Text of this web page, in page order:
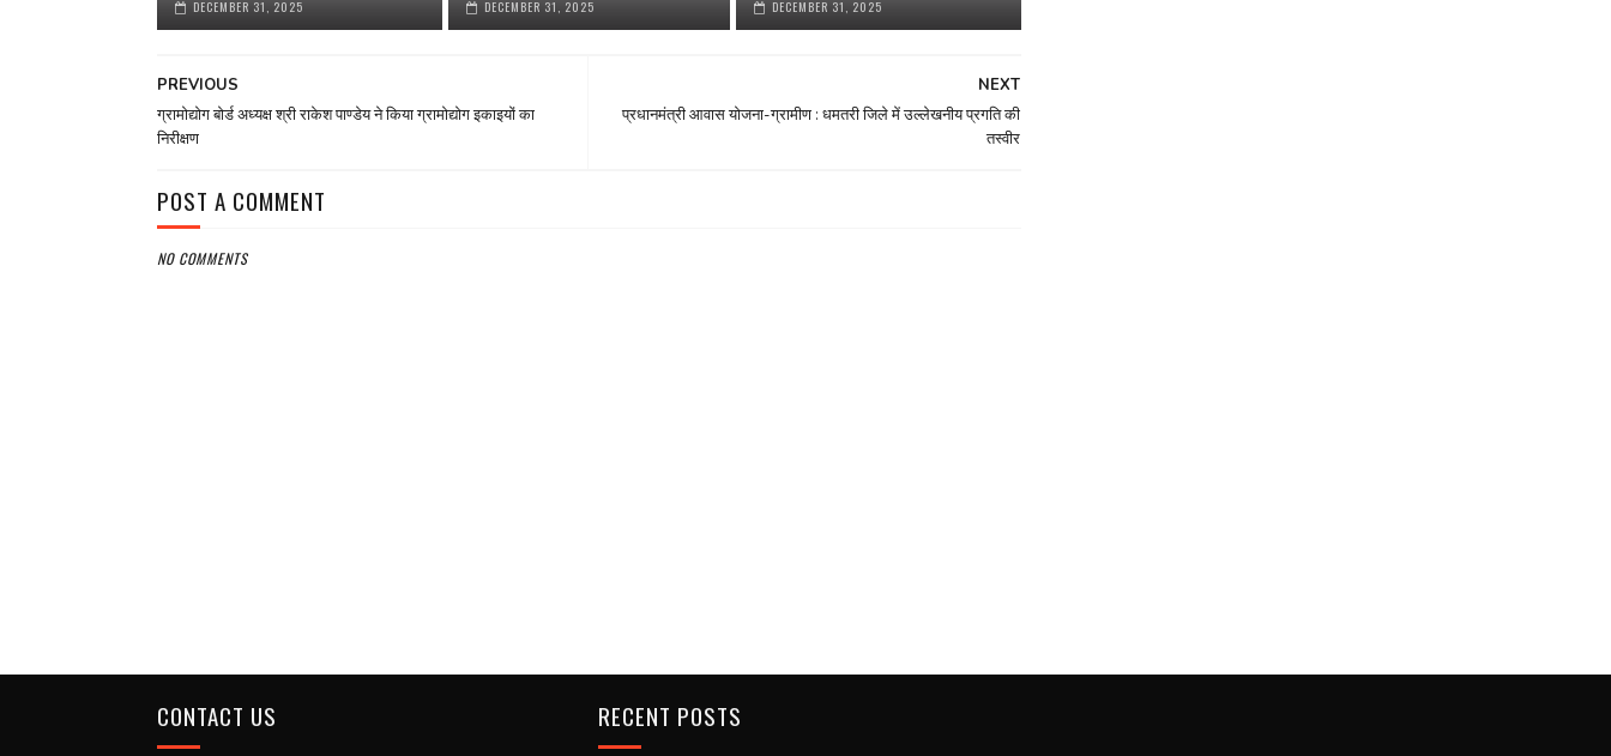
DECEMBER 31, 2025 DECEMBER 31, 2025 DECEMBER 31, 2025
NEXT
प्रधानमंत्री आवास योजना-ग्रामीण : धमतरी जिले में उल्लेखनीय प्रगति की
तस्वीर
PREVIOUS
ग्रामोद्योग बोर्ड अध्यक्ष श्री राकेश पाण्डेय ने किया ग्रामोद्योग इकाइयों का
निरीक्षण
POST A COMMENT
NO COMMENTS
CONTACT US RECENT POSTS